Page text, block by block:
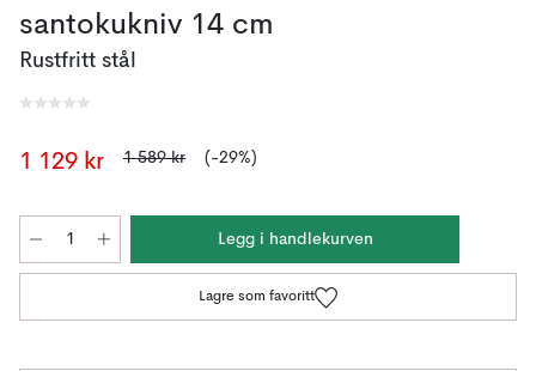
santokukniv 14 cm
Rustfritt stål
1 129 kr 1 589 kr (-29%)
Legg i handlekurven
Lagre som favoritt